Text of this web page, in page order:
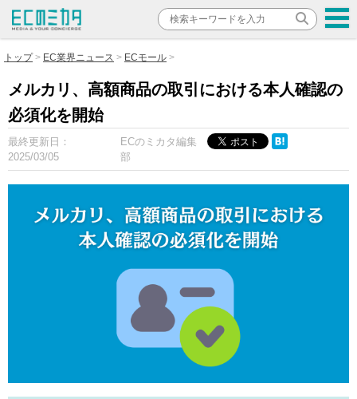
トップ EC業界ニュース ECモール
メルカリ、高額商品の取引における本人確認の
必須化を開始
最終更新日：
2025/03/05
ECのミカタ編集
部